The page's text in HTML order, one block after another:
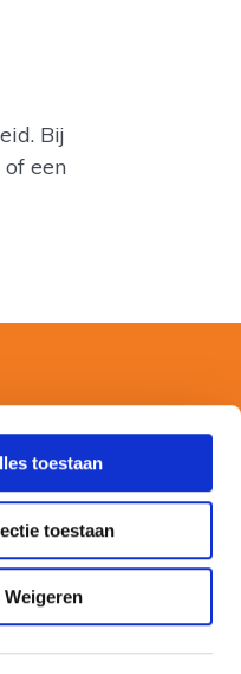
toestaan
toestaan
Weigeren
Bij
een